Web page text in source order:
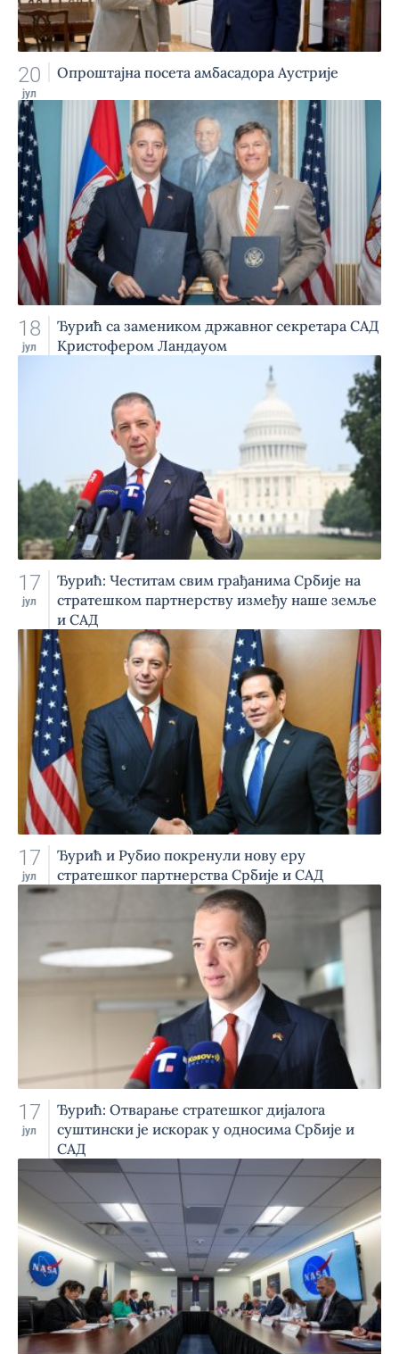
20
јул
Опроштајна посета амбасадора Аустрије
18
јул
Ђурић са замеником државног секретара САД
Кристофером Ландауом
17
јул
Ђурић: Честитам свим грађанима Србије на
стратешком партнерству између наше земље
и САД
17
јул
Ђурић и Рубио покренули нову еру
стратешког партнерства Србије и САД
17
јул
Ђурић: Отварање стратешког дијалога
суштински је искорак у односима Србије и
САД